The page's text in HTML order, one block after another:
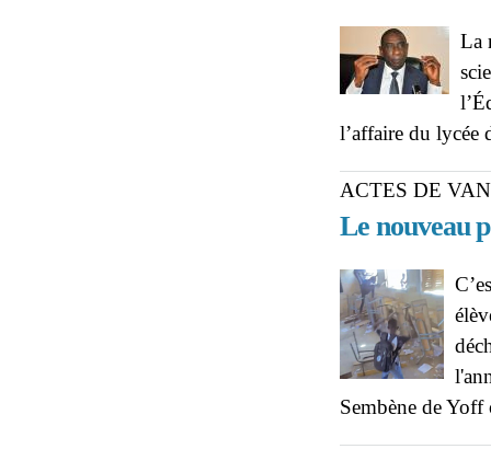
La
l’affaire du lycée
ACTES DE
Le nouveau
Sembène de